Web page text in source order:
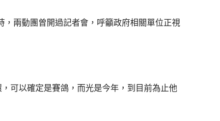
，兩動團曾開過記者會，呼籲政府相關單位正視
可以確定是賽鴿，而光是今年，到目前為止他